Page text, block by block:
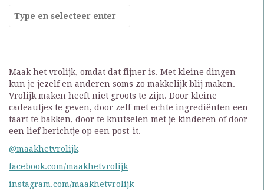
Maak het vrolijk, omdat dat fijner is. Met kleine dingen
kun je jezelf en anderen soms zo makkelijk blij maken.
Vrolijk maken heeft niet groots te zijn. Door kleine
cadeautjes te geven, door zelf met echte ingrediënten een
taart te bakken, door te knutselen met je kinderen of door
een lief berichtje op een post-it.
@maakhetvrolijk
facebook.com/maakhetvrolijk
instagram.com/maakhetvrolijk